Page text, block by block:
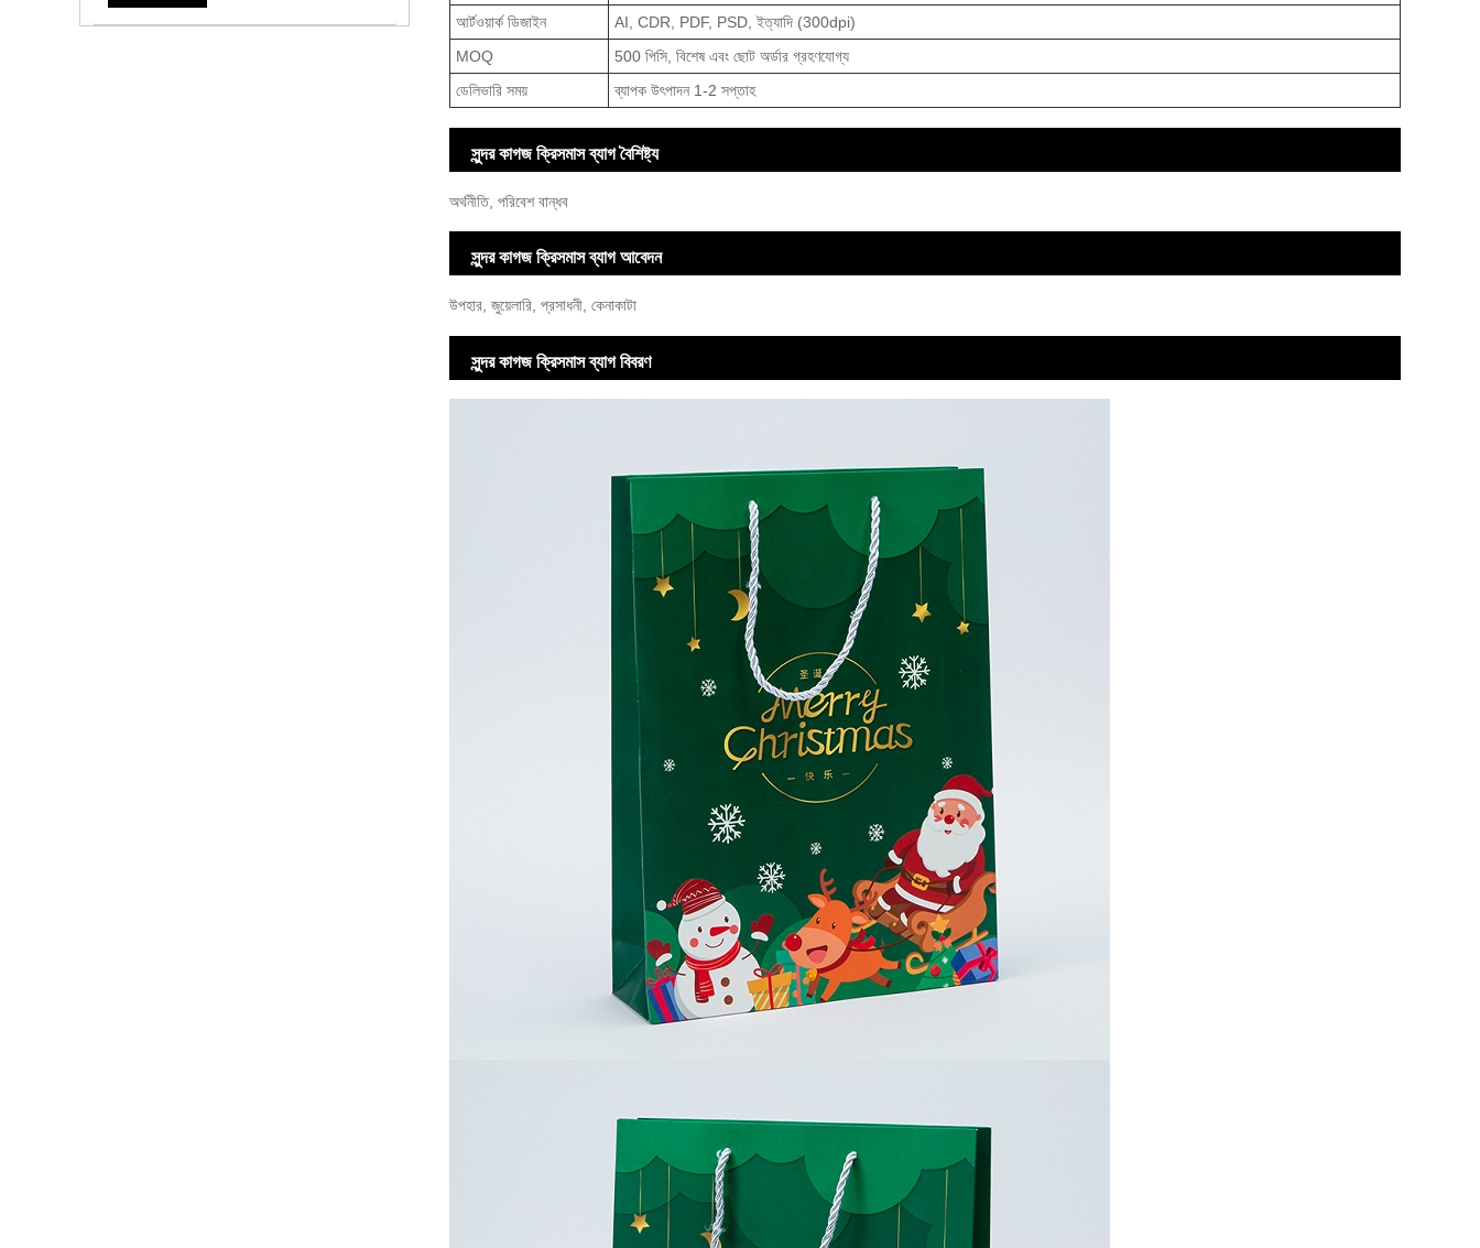
আর্টওয়ার্ক ডিজাইন
AI, CDR, PDF, PSD, ইত্যাদি (300dpi)
MOQ
500 পিসি, বিশেষ এবং ছোট অর্ডার গ্রহণযোগ্য
ডেলিভারি সময়
ব্যাপক উৎপাদন 1-2 সপ্তাহ
সুন্দর কাগজ ক্রিসমাস ব্যাগ বৈশিষ্ট্য
অর্থনীতি, পরিবেশ বান্ধব
সুন্দর কাগজ ক্রিসমাস ব্যাগ আবেদন
উপহার, জুয়েলারি, প্রসাধনী, কেনাকাটা
সুন্দর কাগজ ক্রিসমাস ব্যাগ বিবরণ